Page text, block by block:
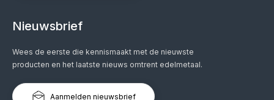
Nieuwsbrief
Wees de eerste die kennismaakt met de nieuwste
producten en het laatste nieuws omtrent edelmetaal.
Aanmelden nieuwsbrief